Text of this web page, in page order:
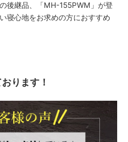
後継品、「MH-155PWM」が登
寝心地をお求めの方におすすめ
ります！